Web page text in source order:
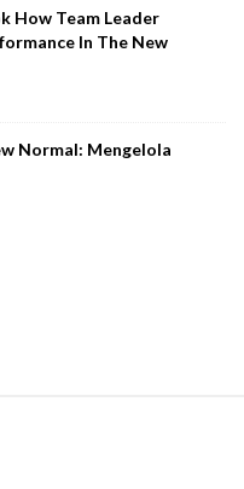
How Team Leader
In The New
Normal: Mengelola